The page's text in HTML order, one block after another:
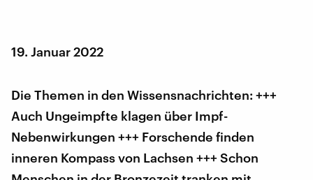
19. Januar 2022
Die Themen in den Wissensnachrichten: +++
Auch Ungeimpfte klagen über Impf-
Nebenwirkungen +++ Forschende finden
inneren Kompass von Lachsen +++ Schon